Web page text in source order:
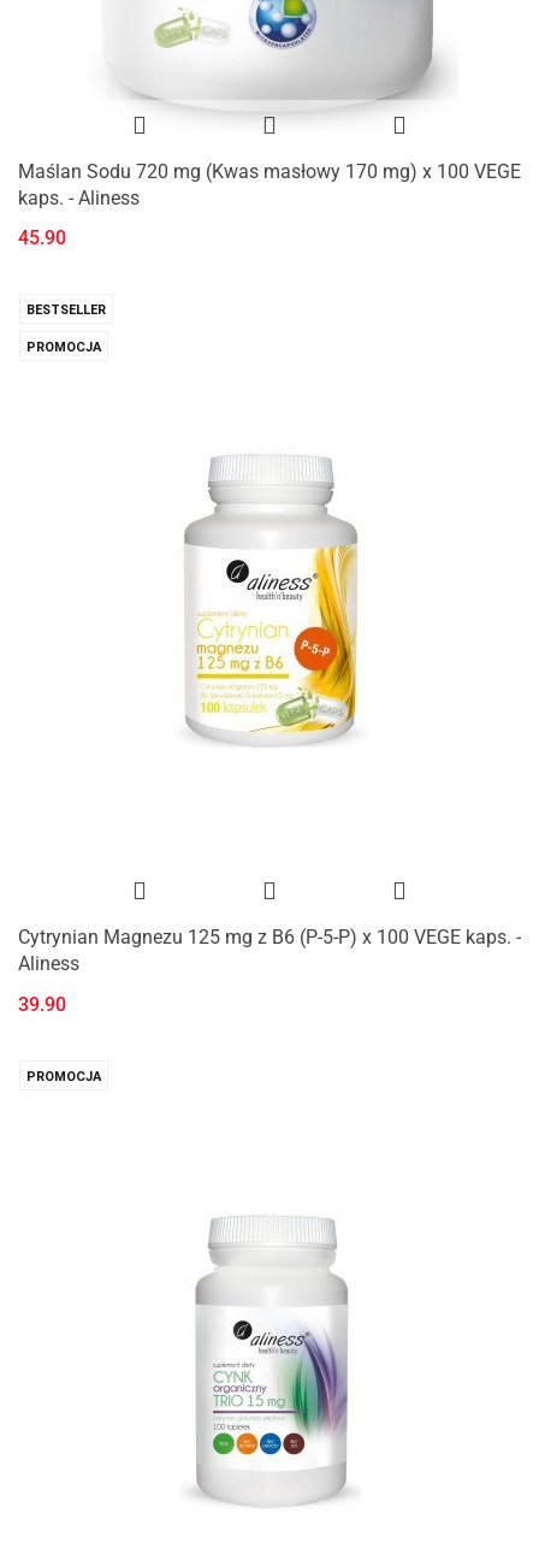
Maślan Sodu 720 mg (Kwas masłowy 170 mg) x 100 VEGE
kaps. - Aliness
45.90
BESTSELLER
PROMOCJA
Cytrynian Magnezu 125 mg z B6 (P-5-P) x 100 VEGE kaps. -
Aliness
39.90
PROMOCJA